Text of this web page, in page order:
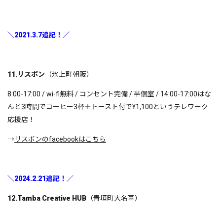
＼2021.3.7追記！／
11.リスボン （氷上町朝阪）
8:00-17:00 / wi-fi無料 / コンセント完備 / 半個室 / 14:00-17:00はな
んと3時間でコーヒー3杯＋トースト付で¥1,100というテレワーク
応援店！
→リスボンのfacebookはこちら
＼2024.2.21追記！／
12.Tamba Creative HUB （青垣町大名草）